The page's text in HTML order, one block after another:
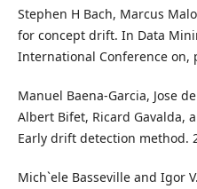
Stephen H Bach, Marcus
for concept drift. In Data
International Conference on,
Manuel Baena-Garcia, Jose
Albert Bifet, Ricard Gavalda,
Early drift detection method.
Mich`ele Basseville and Igor